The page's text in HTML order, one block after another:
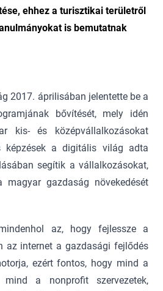
ehhez a turisztikai területről
is bemutatnak
2017. áprilisában jelentette be a
bővítését, mely idén
kis- és középvállalkozásokat
képzések a digitális világ adta
segítik a vállalkozásokat,
magyar gazdaság növekedését
az, hogy fejlessze a
az internet a gazdasági fejlődés
ezért fontos, hogy mind a
mind a nonprofit szervezetek,